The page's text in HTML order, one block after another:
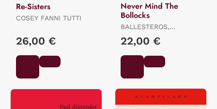
Re-Sisters
COSEY FANNI TUTTI
26,00 €
Never Mind The
Bollocks
BALLESTEROS,
FERNANDO
22,00 €